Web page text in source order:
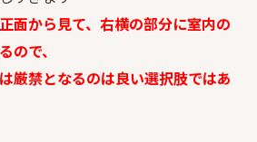
面から見て、右横の部分に室内の
ので、
厳禁となるのは良い選択肢ではあ